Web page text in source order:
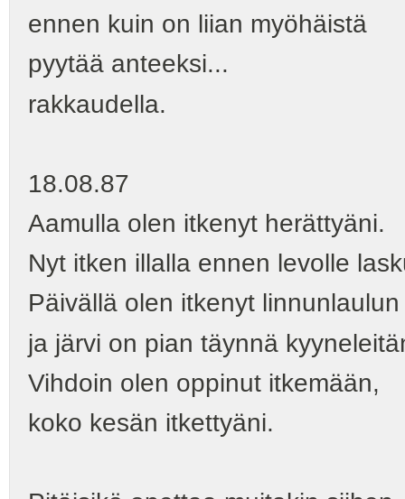
ennen kuin on liian myöhäistä
pyytää anteeksi...
rakkaudella.
18.08.87
Aamulla olen itkenyt herättyäni.
Nyt itken illalla ennen levolle
Päivällä olen itkenyt
ja järvi on pian täynnä
Vihdoin olen oppinut itkemään,
koko kesän itkettyäni.